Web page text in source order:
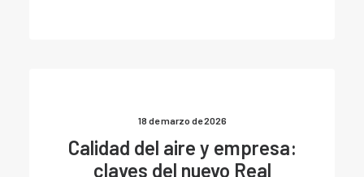
18 de marzo de 2026
Calidad del aire y empresa:
claves del nuevo Real